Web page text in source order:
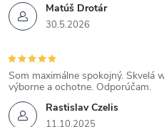
Matúš Drotár
30.5.2026
Rastislav Czelis
11.10.2025
Som maximálne spokojný. Skvelá
výborne a ochotne. Odporúčam.